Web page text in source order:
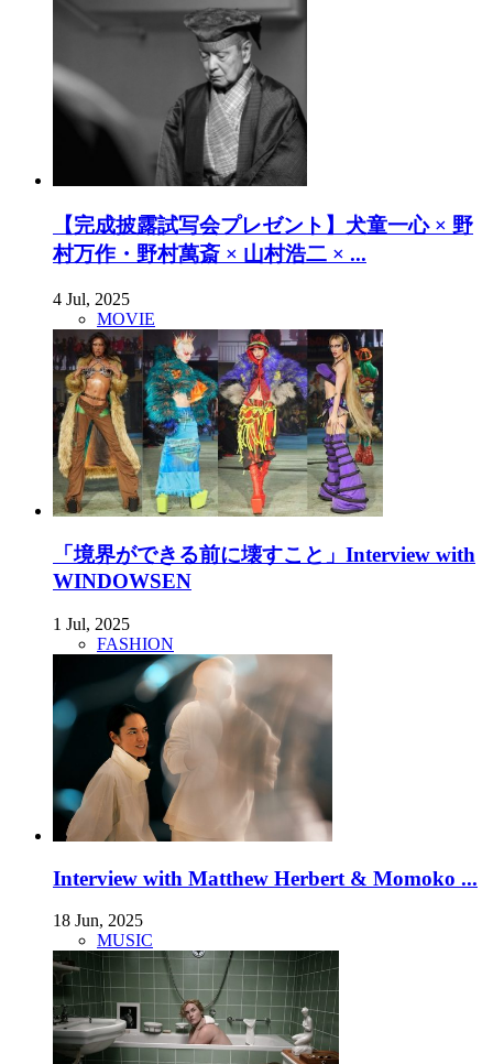
【完成披露試写会プレゼント】犬童一心 × 野
村万作・野村萬斎 × 山村浩二 × ...
4 Jul, 2025
MOVIE
「境界ができる前に壊すこと」Interview with
WINDOWSEN
1 Jul, 2025
FASHION
Interview with Matthew Herbert & Momoko ...
18 Jun, 2025
MUSIC